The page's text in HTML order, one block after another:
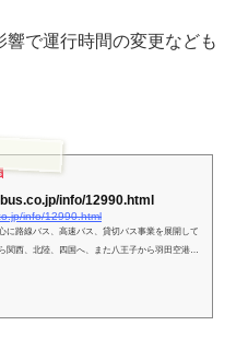
で運行時間の変更なども
info/12990.html
info/12990.html
に路線バス、高速バス、貸切バス事業を展開して
関西、北陸、四国へ、また八王子から羽田空港、